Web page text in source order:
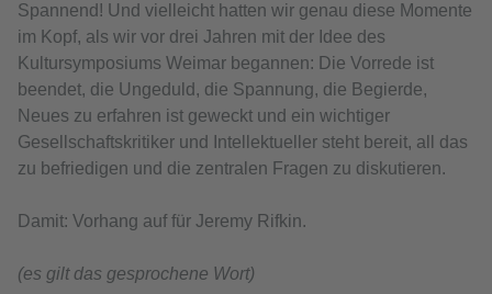
Spannend! Und vielleicht hatten wir genau diese Momente
im Kopf, als wir vor drei Jahren mit der Idee des
Kultursymposiums Weimar begannen: Die Vorrede ist
beendet, die Ungeduld, die Spannung, die Begierde,
Neues zu erfahren ist geweckt und ein wichtiger
Gesellschaftskritiker und Intellektueller steht bereit, all das
zu befriedigen und die zentralen Fragen zu diskutieren.
Damit: Vorhang auf für Jeremy Rifkin.
(es gilt das gesprochene Wort)